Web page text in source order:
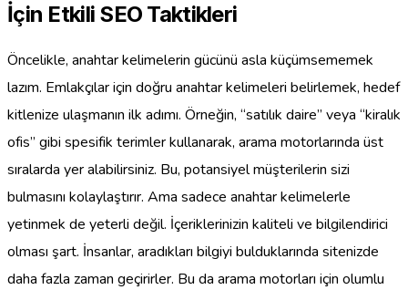
İçin Etkili SEO Taktikleri
Öncelikle, anahtar kelimelerin gücünü asla küçümsememek
lazım. Emlakçılar için doğru anahtar kelimeleri belirlemek, hedef
kitlenize ulaşmanın ilk adımı. Örneğin, “satılık daire” veya “kiralık
ofis” gibi spesifik terimler kullanarak, arama motorlarında üst
sıralarda yer alabilirsiniz. Bu, potansiyel müşterilerin sizi
bulmasını kolaylaştırır. Ama sadece anahtar kelimelerle
yetinmek de yeterli değil. İçeriklerinizin kaliteli ve bilgilendirici
olması şart. İnsanlar, aradıkları bilgiyi bulduklarında sitenizde
daha fazla zaman geçirirler. Bu da arama motorları için olumlu